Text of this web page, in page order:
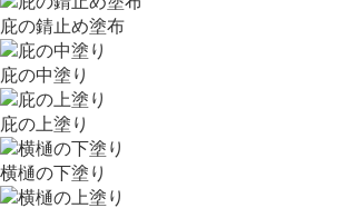
庇の錆止め塗布
庇の中塗り
庇の上塗り
横樋の下塗り